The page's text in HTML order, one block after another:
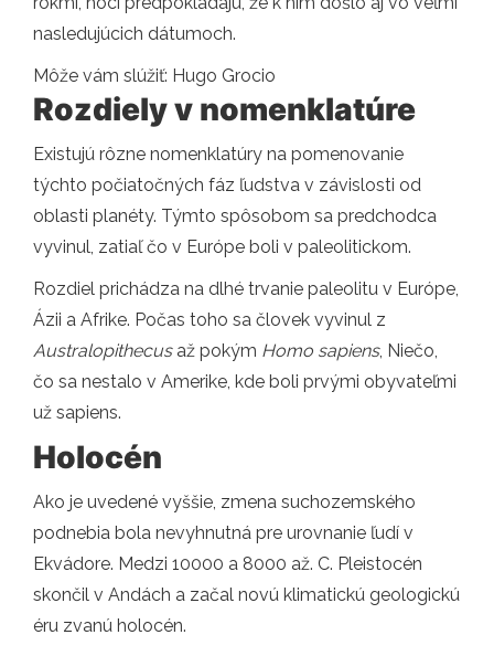
nasledujúcich dátumoch.
Môže vám slúžiť: Hugo Grocio
Rozdiely v nomenklatúre
Existujú rôzne nomenklatúry na pomenovanie
týchto počiatočných fáz ľudstva v závislosti od
oblasti planéty. Týmto spôsobom sa predchodca
vyvinul, zatiaľ čo v Európe boli v paleolitickom.
Rozdiel prichádza na dlhé trvanie paleolitu v Európe,
Ázii a Afrike. Počas toho sa človek vyvinul z
Australopithecusaž pokým Homo sapiens, Niečo,
čo sa nestalo v Amerike, kde boli prvými obyvateľmi
už sapiens.
Holocén
Ako je uvedené vyššie, zmena suchozemského
podnebia bola nevyhnutná pre urovnanie ľudí v
Ekvádore. Medzi 10000 a 8000 až. C. Pleistocén
skončil v Andách a začal novú klimatickú geologickú
éru zvanú holocén.